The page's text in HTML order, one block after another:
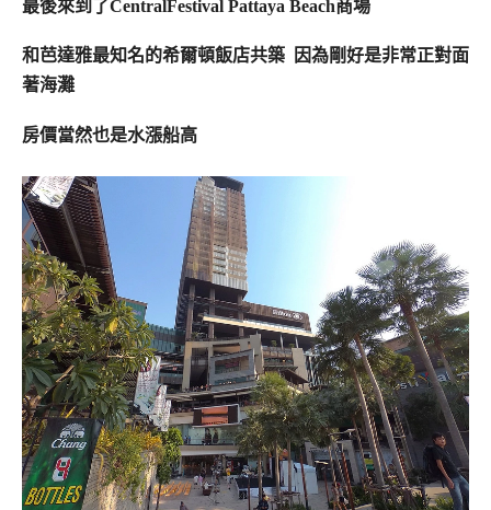
最後來到了CentralFestival Pattaya Beach商場
和芭達雅最知名的希爾頓飯店共築 因為剛好是非常正對面
著海灘
房價當然也是水漲船高